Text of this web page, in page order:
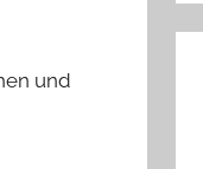
und